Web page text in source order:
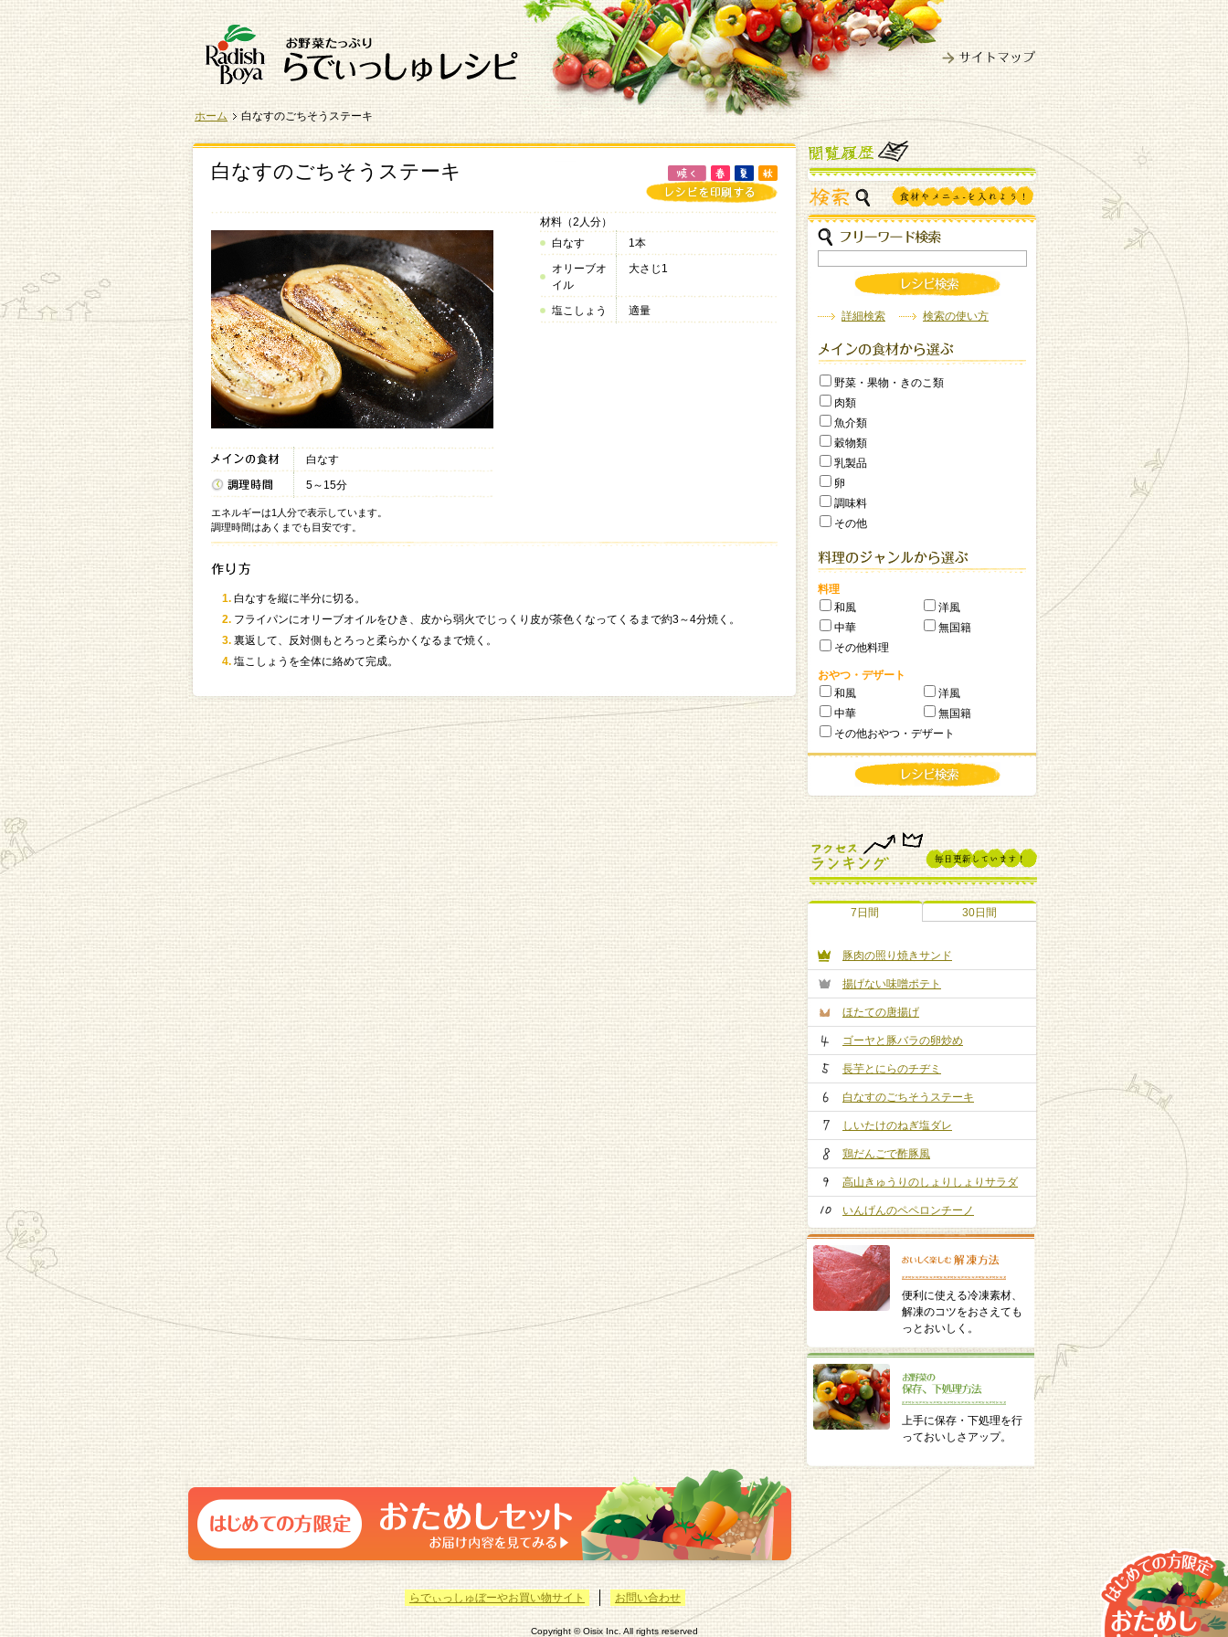
ホーム 白なすのごちそうステーキ
白なすのごちそうステーキ
白なす
5～15分
エネルギーは1人分で表示しています。
調理時間はあくまでも目安です。
材料（2人分）
白なす
1本
オリーブオ
イル
大さじ1
塩こしょう 適量
白なすを縦に半分に切る。
フライパンにオリーブオイルをひき、皮から弱火でじっくり皮が茶色くなってくるまで約3～4分焼く。
裏返して、反対側もとろっと柔らかくなるまで焼く。
塩こしょうを全体に絡めて完成。
詳細検索 検索の使い方
野菜・果物・きのこ類
肉類
魚介類
穀物類
乳製品
卵
調味料
その他
料理
和風
洋風
中華
無国籍
その他料理
おやつ・デザート
和風
洋風
中華
無国籍
その他おやつ・デザート
7日間 30日間
豚肉の照り焼きサンド
揚げない味噌ポテト
ほたての唐揚げ
ゴーヤと豚バラの卵炒め
長芋とにらのチヂミ
白なすのごちそうステーキ
しいたけのねぎ塩ダレ
鶏だんごで酢豚風
高山きゅうりのしょりしょりサラダ
いんげんのペペロンチーノ
便利に使える冷凍素材、
解凍のコツをおさえても
っとおいしく。
上手に保存・下処理を行
っておいしさアップ。
らでぃっしゅぼーやお買い物サイト お問い合わせ
Copyright © Oisix Inc. All rights reserved